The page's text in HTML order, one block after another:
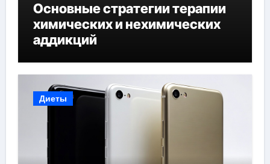
Основные стратегии терапии
химических и нехимических
аддикций
Диеты